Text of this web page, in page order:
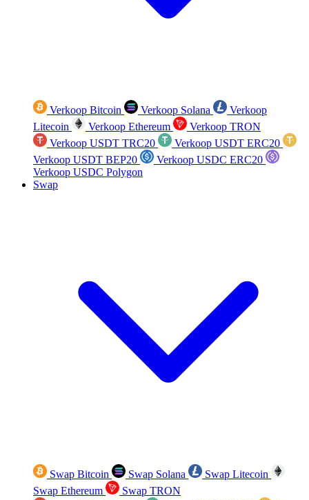
Verkoop Bitcoin Verkoop Solana
Verkoop
Litecoin
Verkoop Ethereum
Verkoop TRON
Verkoop USDT TRC20
Verkoop USDT ERC20
Verkoop USDT BEP20
Verkoop USDC ERC20
Verkoop USDC Polygon
Swap
Swap Bitcoin Swap Solana
Swap Litecoin
Swap Ethereum
Swap TRON